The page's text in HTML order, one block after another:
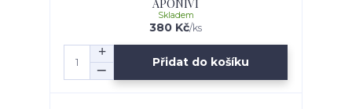
APONIVI
380 Kč/ks
Skladem
Přidat do košíku